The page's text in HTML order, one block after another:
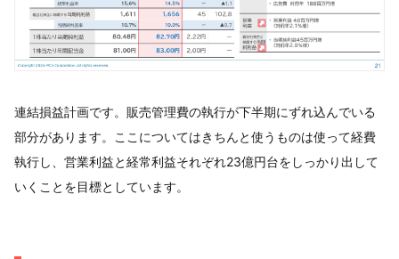
連結損益計画です。販売管理費の執行が下半期にずれ込んでいる
部分があります。ここについてはきちんと使うものは使って経費
執行し、営業利益と経常利益それぞれ23億円台をしっかり出して
いくことを目標としています。